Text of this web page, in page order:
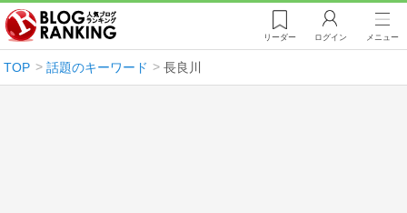
リーダー ログイン メニュー
TOP 話題のキーワード 長良川